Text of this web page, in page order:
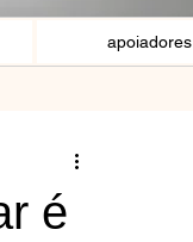
apoiadores
é